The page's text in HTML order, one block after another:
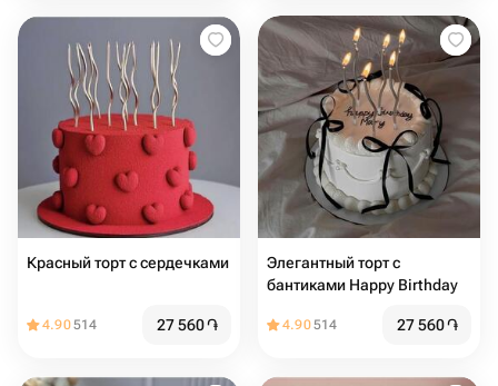
Красный торт с сердечками
4.90514 27 560֏
Элегантный торт с
бантиками Happy Birthday
4.90514 27 560֏